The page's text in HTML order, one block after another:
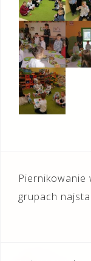
wpisu
Piernikowanie
grupach